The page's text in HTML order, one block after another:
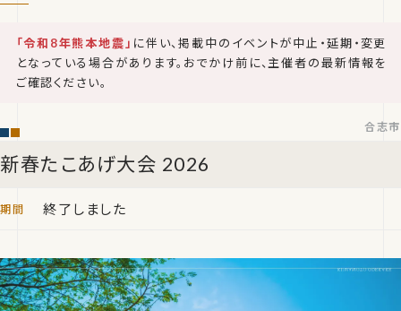
「令和8年熊本地震」 に伴い、掲載中のイベントが中止・延期・変更
となっている場合があります。おでかけ前に、主催者の最新情報を
ご確認ください。
新春たこあげ大会 2026
合志市
終了しました